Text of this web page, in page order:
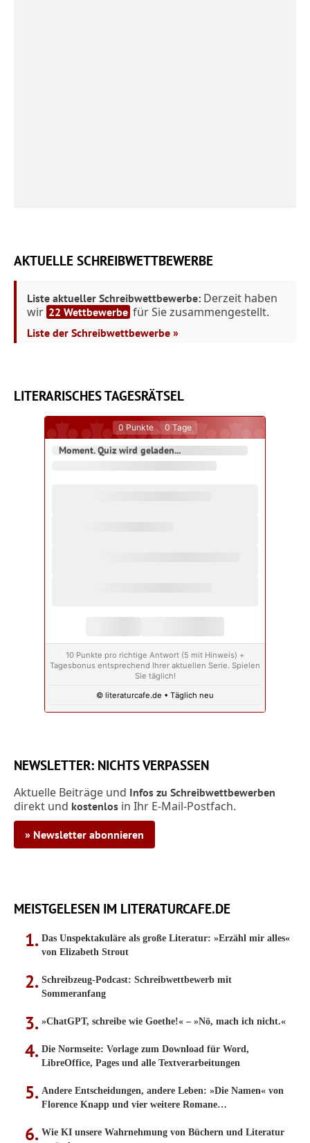
AKTUELLE SCHREIBWETTBEWERBE
Liste aktueller Schreibwettbewerbe: Derzeit haben
wir 22 Wettbewerbe für Sie zusammengestellt.
Liste der Schreibwettbewerbe »
LITERARISCHES TAGESRÄTSEL
0 Punkte 0 Tage
Moment. Quiz wird geladen...
10 Punkte pro richtige Antwort (5 mit Hinweis) +
Tagesbonus entsprechend Ihrer aktuellen Serie. Spielen
Sie täglich!
© literaturcafe.de • Täglich neu
NEWSLETTER: NICHTS VERPASSEN
Aktuelle Beiträge und Infos zu Schreibwettbewerben
direkt und kostenlos in Ihr E-Mail-Postfach.
» Newsletter abonnieren
MEISTGELESEN IM LITERATURCAFE.DE
Das Unspektakuläre als große Literatur: »Erzähl mir alles«
von Elizabeth Strout
Schreibzeug-Podcast: Schreibwettbewerb mit
Sommeranfang
»ChatGPT, schreibe wie Goethe!« – »Nö, mach ich nicht.«
Die Normseite: Vorlage zum Download für Word,
LibreOffice, Pages und alle Textverarbeitungen
Andere Entscheidungen, andere Leben: »Die Namen« von
Florence Knapp und vier weitere Romane…
Wie KI unsere Wahrnehmung von Büchern und Literatur